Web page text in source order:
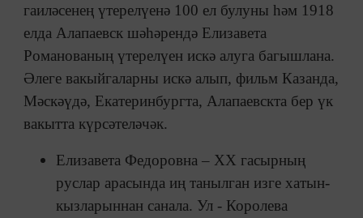
гаиләсенең үтерелүенә 100 ел булуны һәм 1918
елда Алапаевск шәһәрендә Елизавета
Романованың үтерелүен искә алуга багышлана.
Әлеге вакыйгаларны искә алып, фильм Казанда,
Мәскәүдә, Екатеринбургта, Алапаевскта бер үк
вакытта күрсәтеләчәк.
Елизавета Федоровна – XX гасырның
руслар арасында иң танылган изге хатын-
кызларыннан санала. Ул - Королева